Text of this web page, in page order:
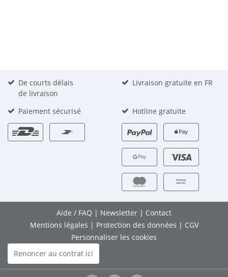
De courts délais
de livraison
Livraison gratuite en FR
Paiement sécurisé Hotline gratuite
Aide / FAQ | Newsletter | Contact
Mentions légales | Protection des données | CGV
Personnaliser les cookies
Renoncer au contrat ici